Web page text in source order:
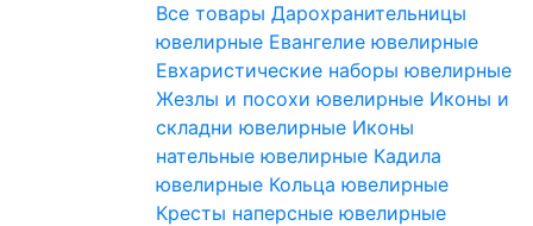
Все товары Дарохранительницы
ювелирные Евангелие ювелирные
Евхаристические наборы ювелирные
Жезлы и посохи ювелирные Иконы и
складни ювелирные Иконы
нательные ювелирные Кадила
ювелирные Кольца ювелирные
Кресты наперсные ювелирные